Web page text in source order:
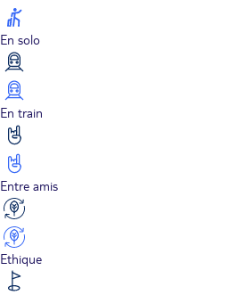
En solo
En train
Entre amis
Ethique